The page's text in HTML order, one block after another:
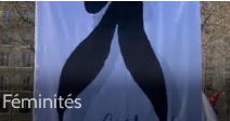
Féminités